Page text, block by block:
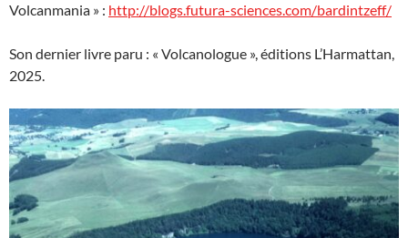
Volcanmania » : http://blogs.futura-sciences.com/bardintzeff/
Son dernier livre paru : « Volcanologue », éditions L’Harmattan,
2025.